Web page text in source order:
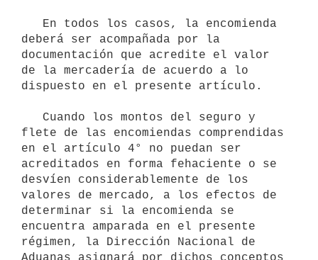
deberá ser acompañada por la
documentación que acredite el valor
de la mercadería de acuerdo a lo
dispuesto en el presente artículo.
flete de las encomiendas comprendidas
en el artículo 4° no puedan ser
acreditados en forma fehaciente o se
desvíen considerablemente de los
valores de mercado, a los efectos de
determinar si la encomienda se
encuentra amparada en el presente
régimen, la Dirección Nacional de